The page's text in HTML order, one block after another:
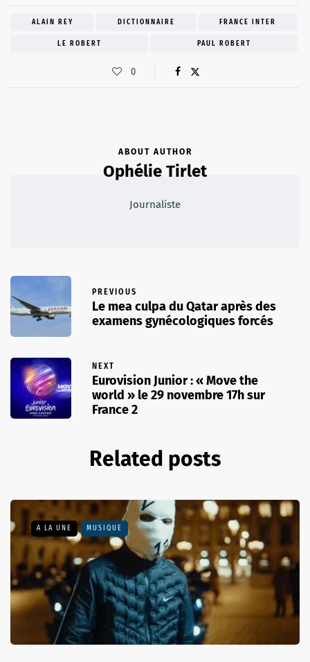
ALAIN REY DICTIONNAIRE FRANCE INTER
LE ROBERT PAUL ROBERT
0
ABOUT AUTHOR
Ophélie Tirlet
Journaliste
PREVIOUS
Le mea culpa du Qatar après des
examens gynécologiques forcés
NEXT
Eurovision Junior : « Move the
world » le 29 novembre 17h sur
France 2
Related posts
A LA UNE MUSIQUE